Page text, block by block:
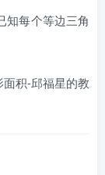
知每个等边三角